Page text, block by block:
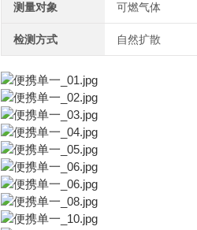
测量对象 可燃气体
检测方式 自然扩散